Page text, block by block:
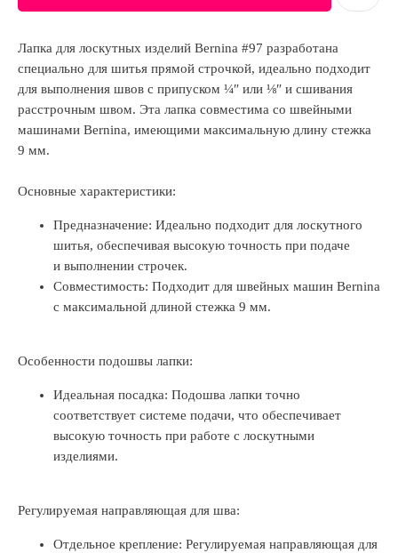
Лапка для лоскутных изделий Bernina #97 разработана
специально для шитья прямой строчкой, идеально подходит
для выполнения швов с припуском ¼″ или ⅛″ и сшивания
расстрочным швом. Эта лапка совместима со швейными
машинами Bernina, имеющими максимальную длину стежка
9 мм.
Основные характеристики:
Предназначение: Идеально подходит для лоскутного
шитья, обеспечивая высокую точность при подаче
и выполнении строчек.
Совместимость: Подходит для швейных машин Bernina
с максимальной длиной стежка 9 мм.
Особенности подошвы лапки:
Идеальная посадка: Подошва лапки точно
соответствует системе подачи, что обеспечивает
высокую точность при работе с лоскутными
изделиями.
Регулируемая направляющая для шва:
Отдельное крепление: Регулируемая направляющая для